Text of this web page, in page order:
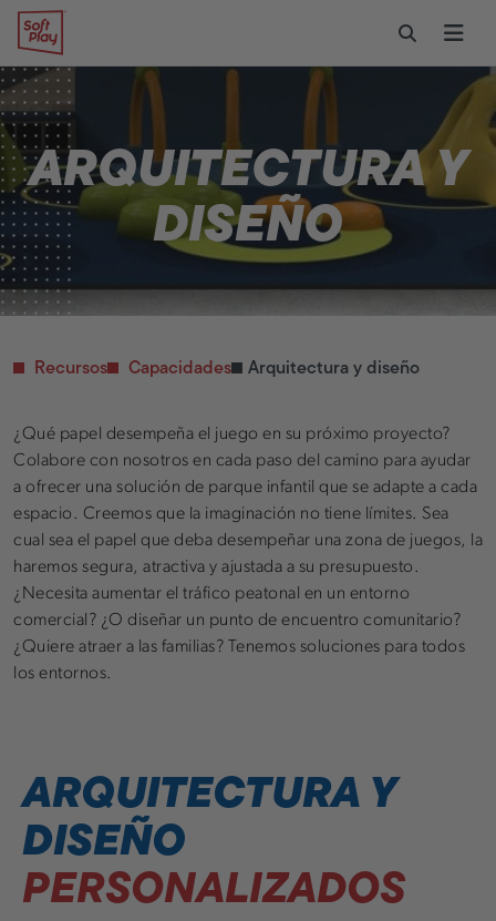
Ir al contenido
Soft Play
Alternar
MINORISTA Y COMERCIAL
Centros comerciales
Restaurantes
educación infantil
Salud y Fitness
PÚBLICO E
INSTITUCIONAL
Hospitales
gubernamental
Piezas de repuesto
Inicie su proyecto
Servicio de atención al
cliente
Preguntas frecuentes
Piezas de repuesto
ARQUITECTURA Y
DISEÑO
Recursos Capacidades Arquitectura y diseño
¿Qué papel desempeña el juego en su próximo proyecto?
Colabore con nosotros en cada paso del camino para ayudar
a ofrecer una solución de parque infantil que se adapte a cada
espacio. Creemos que la imaginación no tiene límites. Sea
cual sea el papel que deba desempeñar una zona de juegos, la
haremos segura, atractiva y ajustada a su presupuesto.
¿Necesita aumentar el tráfico peatonal en un entorno
comercial? ¿O diseñar un punto de encuentro comunitario?
¿Quiere atraer a las familias? Tenemos soluciones para todos
los entornos.
ARQUITECTURA Y
DISEÑO
PERSONALIZADOS